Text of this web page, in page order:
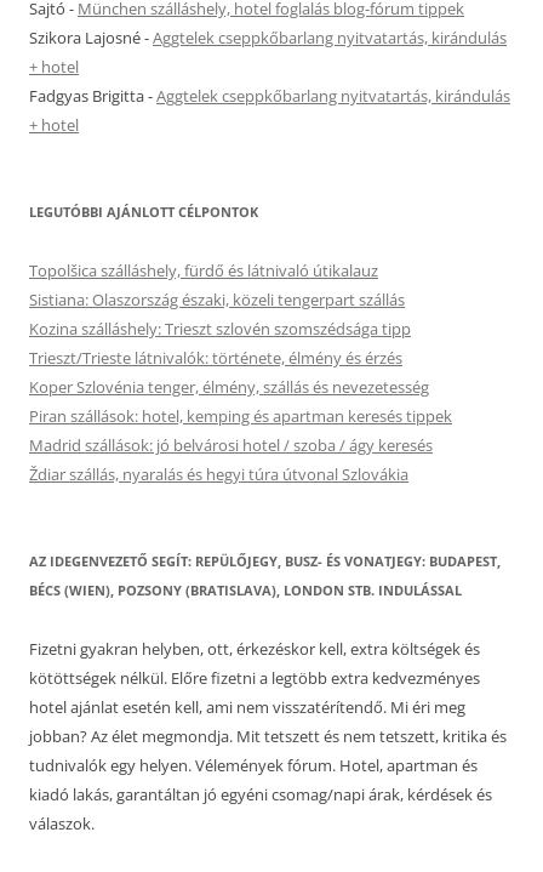
Sajtó - München szálláshely, hotel foglalás blog-fórum tippek
Szikora Lajosné-Aggtelek cseppkőbarlang nyitvatartás, kirándulás
+ hotel
Fadgyas Brigitta-Aggtelek cseppkőbarlang nyitvatartás, kirándulás
+ hotel
LEGUTÓBBI AJÁNLOTT CÉLPONTOK
Topolšica szálláshely, fürdő és látnivaló útikalauz
Sistiana: Olaszország északi, közeli tengerpart szállás
Kozina szálláshely: Trieszt szlovén szomszédsága tipp
Trieszt/Trieste látnivalók: története, élmény és érzés
Koper Szlovénia tenger, élmény, szállás és nevezetesség
Piran szállások: hotel, kemping és apartman keresés tippek
Madrid szállások: jó belvárosi hotel / szoba / ágy keresés
Ždiar szállás, nyaralás és hegyi túra útvonal Szlovákia
AZ IDEGENVEZETŐ SEGÍT: REPÜLŐJEGY, BUSZ- ÉS VONATJEGY: BUDAPEST,
BÉCS (WIEN), POZSONY (BRATISLAVA), LONDON STB. INDULÁSSAL
Fizetni gyakran helyben, ott, érkezéskor kell, extra költségek és
kötöttségek nélkül. Előre fizetni a legtöbb extra kedvezményes
hotel ajánlat esetén kell, ami nem visszatérítendő. Mi éri meg
jobban? Az élet megmondja. Mit tetszett és nem tetszett, kritika és
tudnivalók egy helyen. Vélemények fórum. Hotel, apartman és
kiadó lakás, garantáltan jó egyéni csomag/napi árak, kérdések és
válaszok.